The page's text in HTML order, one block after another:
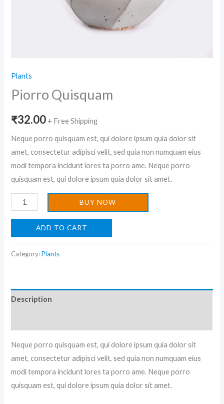
Plants
Piorro Quisquam
₹32.00 + Free Shipping
Neque porro quisquam est, qui dolore ipsum quia dolor sit
amet, consectetur adipisci velit, sed quia non numquam eius
modi tempora incidunt lores ta porro ame. Neque porro
quisquam est, qui dolore ipsum quia dolor sit amet.
BUY NOW
ADD TO CART
Category:Plants
Description
Neque porro quisquam est, qui dolore ipsum quia dolor sit
amet, consectetur adipisci velit, sed quia non numquam eius
modi tempora incidunt lores ta porro ame. Neque porro
quisquam est, qui dolore ipsum quia dolor sit amet.